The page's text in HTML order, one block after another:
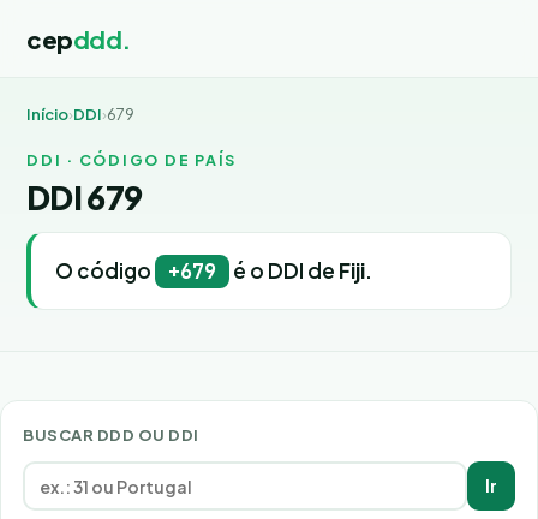
cepddd.
Início›DDI›679
DDI · CÓDIGO DE PAÍS
DDI 679
O código +679 é o DDI de Fiji.
BUSCAR DDD OU DDI
Ir